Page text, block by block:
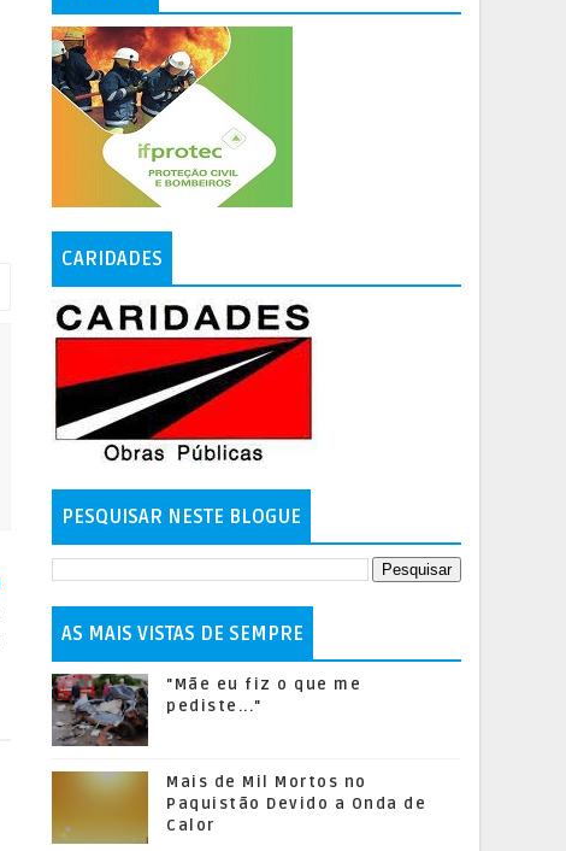
CARIDADES
PESQUISAR NESTE BLOGUE
AS MAIS VISTAS DE SEMPRE
"Mãe eu fiz o que me
pediste..."
Mais de Mil Mortos no
Paquistão Devido a Onda de
Calor